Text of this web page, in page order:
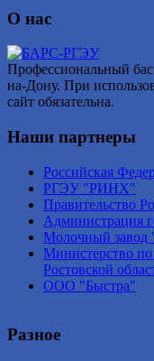
О нас
Профессиональный
на-Дону. При
сайт обязательна.
Наши партнеры
Российская
РГЭУ "РИНХ"
Правительство
Администрация
Молочный завод
Министерство по
Ростовской
ООО "Быстра"
Разное